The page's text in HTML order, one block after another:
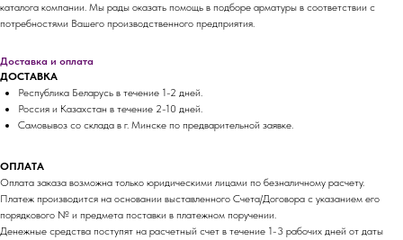
каталога компании. Мы рады оказать помощь в подборе арматуры в соответствии с
потребностями Вашего производственного предприятия.
Доставка и оплата
ДОСТАВКА
Республика Беларусь в течение 1-2 дней.
Россия и Казахстан в течение 2-10 дней.
Самовывоз со склада в г. Минске по предварительной заявке.
ОПЛАТА
Оплата заказа возможна только юридическими лицами по безналичному расчету.
Платеж производится на основании выставленного Счета/Договора с указанием его
порядкового № и предмета поставки в платежном поручении.
Денежные средства поступят на расчетный счет в течение 1-3 рабочих дней от даты